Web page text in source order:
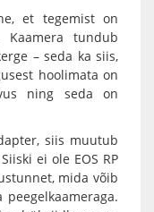
et tegemist on
Kaamera tundub
– seda ka siis,
hoolimata on
ning seda on
siis muutub
ei ole EOS RP
mida võib